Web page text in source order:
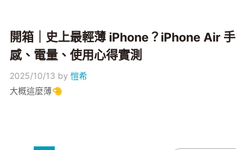
開箱｜史上最輕薄 iPhone？iPhone Air 手
感、電量、使用心得實測
2025/10/13 by愷希
大概這麼薄🤏